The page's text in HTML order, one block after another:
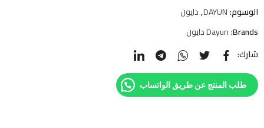
الوسوم:DAYUN
,دايون
Brands: Dayun دايون
شارك:
طلب المنتج عن طريق الواتساب